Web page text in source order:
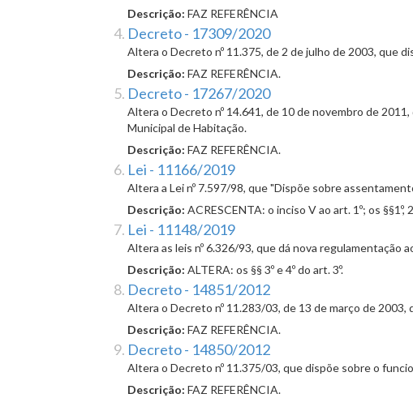
Descrição: FAZ REFERÊNCIA
Decreto - 17309/2020
Altera o Decreto nº 11.375, de 2 de julho de 2003, que
Descrição: FAZ REFERÊNCIA.
Decreto - 17267/2020
Altera o Decreto nº 14.641, de 10 de novembro de
Municipal de Habitação.
Descrição: FAZ REFERÊNCIA.
Lei - 11166/2019
Altera a Lei nº 7.597/98, que "Dispõe sobre
Descrição: ACRESCENTA: o inciso V ao art. 1º; os §§1º,
Lei - 11148/2019
Altera as leis nº 6.326/93, que dá nova regulamentação
Descrição: ALTERA: os §§ 3º e 4º do art. 3º.
Decreto - 14851/2012
Altera o Decreto nº 11.283/03, de 13 de março de 2003,
Descrição: FAZ REFERÊNCIA.
Decreto - 14850/2012
Altera o Decreto nº 11.375/03, que dispõe sobre o
Descrição: FAZ REFERÊNCIA.